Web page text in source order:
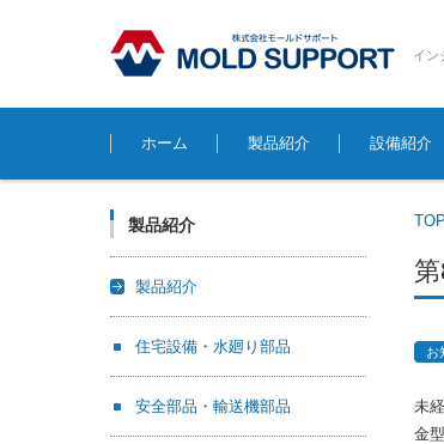
イン
コンテンツに移動
ホーム
製品紹介 設備紹介
TOP
お
未
金
製品紹介
製品紹介
住宅設備・水廻り部品
安全部品・輸送機部品